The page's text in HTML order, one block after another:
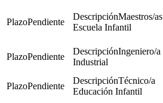
Pendiente
Maestros/as
Escuela Infantil
Pendiente
Ingeniero/a
Industrial
Pendiente
Técnico/a
Educación Infantil